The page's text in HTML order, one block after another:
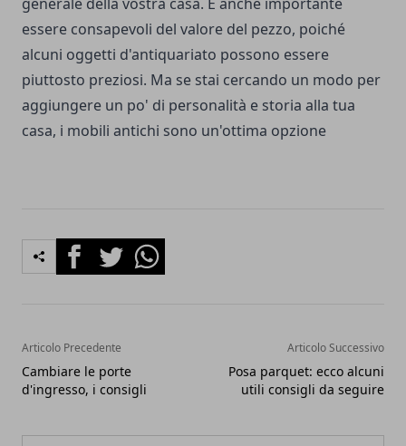
essere consapevoli del valore del pezzo, poiché
alcuni oggetti d'antiquariato possono essere
piuttosto preziosi. Ma se stai cercando un modo per
aggiungere un po' di personalità e storia alla tua
casa, i mobili antichi sono un'ottima opzione
FacebookTwitterWhatsapp
Articolo Precedente
Cambiare le porte
d'ingresso, i consigli
Articolo Successivo
Posa parquet: ecco alcuni
utili consigli da seguire